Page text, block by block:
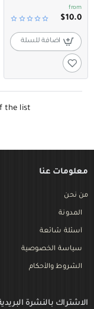
from
$10.0
اضافة للسلة
the list.
معلومات عنا
من نحن
المدونة
أسئلة شائعة
سياسة الخصوصية
الشروط والأحكام
الاشتراك بالنشرة